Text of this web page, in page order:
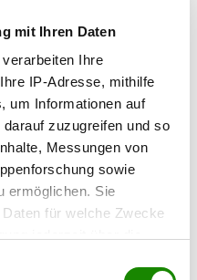
mit Ihren Daten
verarbeiten Ihre
IP-Adresse, mithilfe
um Informationen auf
zuzugreifen und so
Messungen von
sowie
ermöglichen. Sie
für welche Zwecke